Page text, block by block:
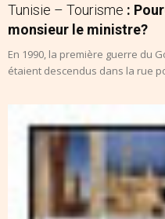
Tunisie – Tourisme :
monsieur le ministre?
En 1990, la première guerre du
étaient descendus dans la rue